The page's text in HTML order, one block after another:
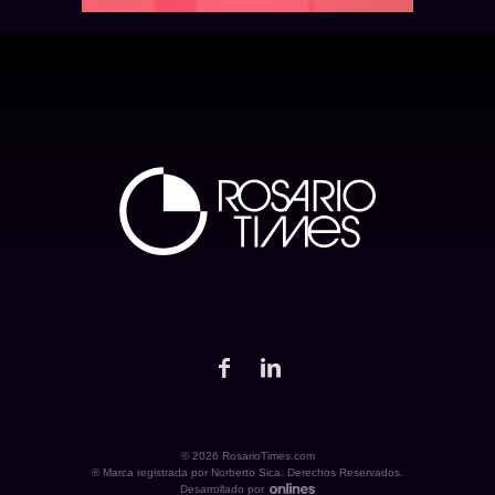
© 2026 RosarioTimes.com
® Marca registrada por Norberto Sica. Derechos Reservados.
Desarrollado por